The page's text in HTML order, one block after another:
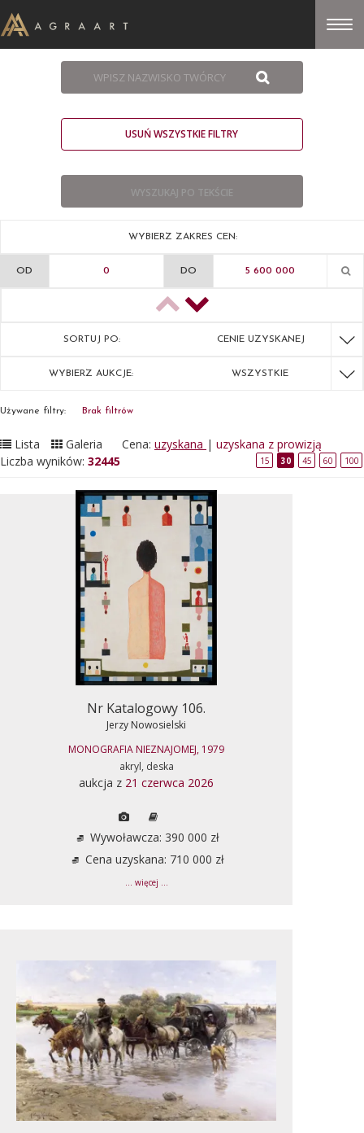
USUŃ WSZYSTKIE FILTRY
WYBIERZ ZAKRES CEN:
OD DO
SORTUJ PO: CENIE UZYSKANEJ
WYBIERZ AUKCJE: WSZYSTKIE
Używane filtry: Brak filtrów
Lista Galeria Cena: uzyskana | uzyskana z prowizją
Liczba wyników: 32445 15 30 45 60 100
Nr Katalogowy 106.
Jerzy Nowosielski
MONOGRAFIA NIEZNAJOMEJ, 1979
akryl, deska
aukcja z 21 czerwca 2026
Wywoławcza: 390 000 zł
Cena uzyskana: 710 000 zł
... więcej ...